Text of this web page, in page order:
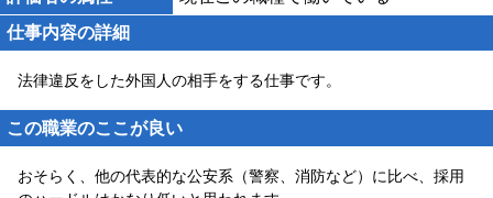
仕事内容の詳細
法律違反をした外国人の相手をする仕事です。
この職業のここが良い
おそらく、他の代表的な公安系（警察、消防など）に比べ、採用